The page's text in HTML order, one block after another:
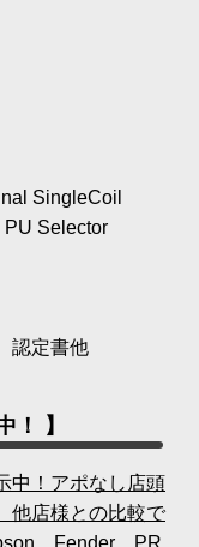
SingleCoil
PU Selector
認定書他
！ 】
中！アポなし店頭
他店様との比較で